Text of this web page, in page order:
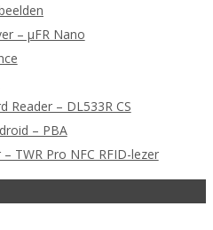
– μFR Nano
Reader – DL533R CS
– PBA
TWR Pro NFC RFID-lezer